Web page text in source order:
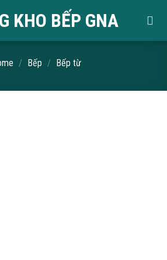
/ Bếp / Bếp từ